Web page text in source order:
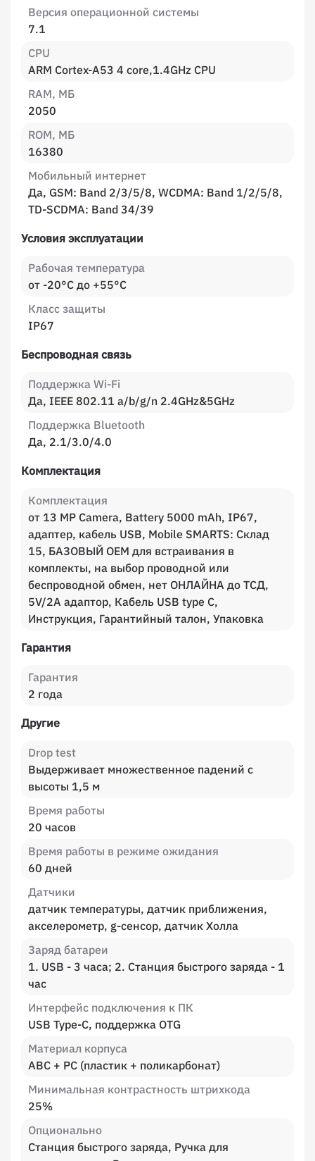
Версия операционной системы
7.1
CPU
ARM Cortex-A53 4 core,1.4GHz CPU
RAM, МБ
2050
ROM, МБ
16380
Мобильный интернет
Да, GSM: Band 2/3/5/8, WCDMA: Band 1/2/5/8,
TD-SCDMA: Band 34/39
Условия эксплуатации
Рабочая температура
от -20°C до +55°C
Класс защиты
IP67
Беспроводная связь
Поддержка Wi-Fi
Да, IEEE 802.11 a/b/g/n 2.4GHz&5GHz
Поддержка Bluetooth
Да, 2.1/3.0/4.0
Комплектация
Комплектация
от 13 MP Camera, Battery 5000 mAh, IP67,
адаптер, кабель USB, Mobile SMARTS: Склад
15, БАЗОВЫЙ OEM для встраивания в
комплекты, на выбор проводной или
беспроводной обмен, нет ОНЛАЙНА до ТСД,
5V/2A адаптор, Кабель USB type С,
Инструкция, Гарантийный талон, Упаковка
Гарантия
Гарантия
2 года
Другие
Drop test
Выдерживает множественное падений с
высоты 1,5 м
Время работы
20 часов
Время работы в режиме ожидания
60 дней
Датчики
датчик температуры, датчик приближения,
акселерометр, g-сенсор, датчик Холла
Заряд батареи
1. USB - 3 часа; 2. Станция быстрого заряда - 1
час
Интерфейс подключения к ПК
USB Type-C, поддержка OTG
Материал корпуса
ABC + PC (пластик + поликарбонат)
Минимальная контрастность штрихкода
25%
Опционально
Станция быстрого заряда, Ручка для